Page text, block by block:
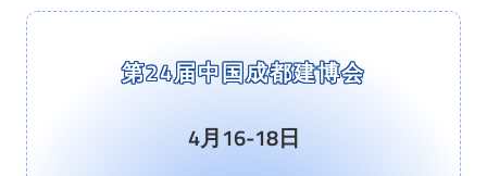
媒体中心
关于我们
重庆建博会
第24届中国成都建博会
4月16-18日